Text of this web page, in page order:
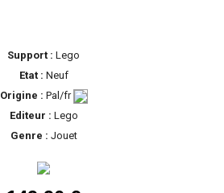
Support : Lego
Etat : Neuf
Origine : Pal/fr
Editeur : Lego
Genre : Jouet